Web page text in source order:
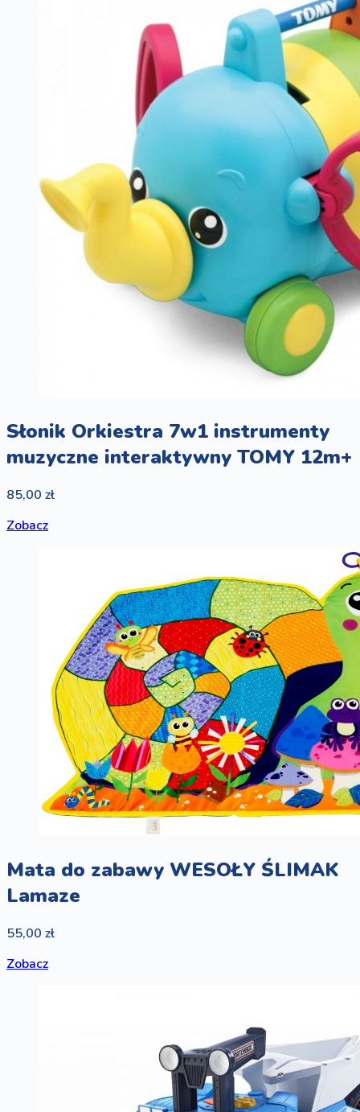
Słonik Orkiestra 7w1 instrumenty
muzyczne interaktywny TOMY 12m+
85,00 zł
Zobacz
Mata do zabawy WESOŁY ŚLIMAK
Lamaze
55,00 zł
Zobacz